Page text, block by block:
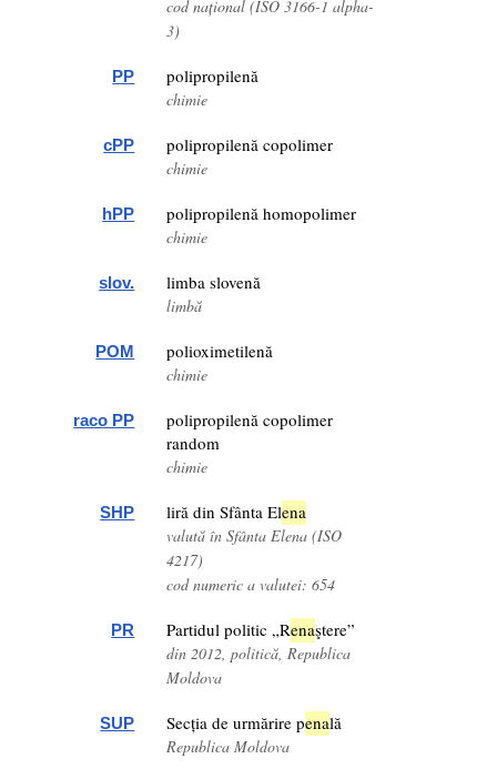
cod național (ISO 3166-1 alpha-
3)
PP polipropilenă
chimie
cPP polipropilenă copolimer
chimie
hPP polipropilenă homopolimer
chimie
slov. limba slovenă
limbă
POM polioximetilenă
chimie
raco PP
polipropilenă copolimer
random
chimie
SHP liră din Sfânta Elena
valută în Sfânta Elena (ISO
4217)
cod numeric a valutei: 654
PR Partidul politic „Renaştere”
din 2012, politică, Republica
Moldova
SUP Secția de urmărire penală
Republica Moldova